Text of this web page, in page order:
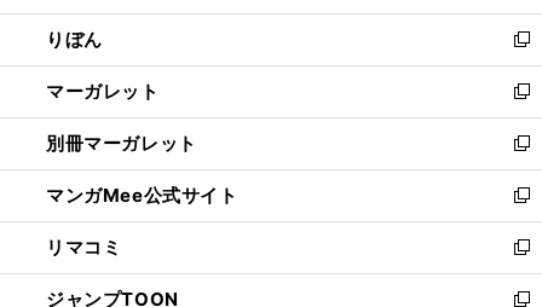
開
く
ウ
で
開
く
ン
ド
ウ
で
開
く
ウ
ィ
ン
ド
ウ
で
開
く
りぼん
新
し
い
ウ
ィ
ン
ド
ウ
で
開
く
マーガレット
新
し
い
ウ
ィ
ン
ド
ウ
で
別冊マーガレット
新
し
い
ウ
ィ
ン
ド
マンガMee公式サイト
新
し
い
ウ
ィ
リマコミ
新
し
ジャンプTOON